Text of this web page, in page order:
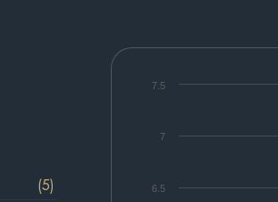
6.5
7
7.5
(5)